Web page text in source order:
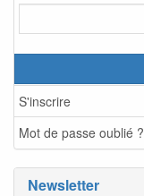
S'inscrire
Mot de passe oublié ?
Newsletter